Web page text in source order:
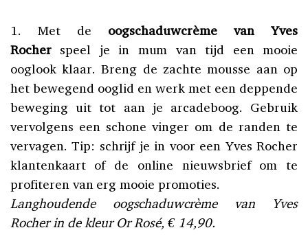
1. Met de oogschaduwcrème van Yves
Rocherspeel je in mum van tijd een mooie
ooglook klaar. Breng de zachte mousse aan op
het bewegend ooglid en werk met een deppende
beweging uit tot aan je arcadeboog. Gebruik
vervolgens een schone vinger om de randen te
vervagen. Tip: schrijf je in voor een Yves Rocher
klantenkaart of de online nieuwsbrief om te
profiteren van erg mooie promoties.
Langhoudende oogschaduwcrème van Yves
Rocher in de kleur Or Rosé, € 14,90.